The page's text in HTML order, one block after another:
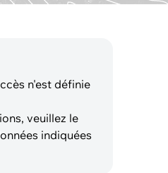
n'est définie
veuillez le
indiquées